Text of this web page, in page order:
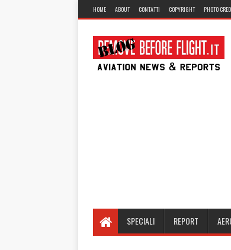
HOME ABOUT CONTATTI COPYRIGHT PHOTO
SPECIALI REPORT